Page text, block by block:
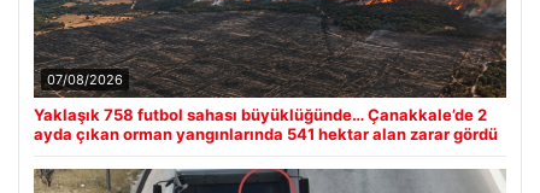
07/08/2026
Yaklaşık 758 futbol sahası büyüklüğünde… Çanakkale’de 2
ayda çıkan orman yangınlarında 541 hektar alan zarar gördü